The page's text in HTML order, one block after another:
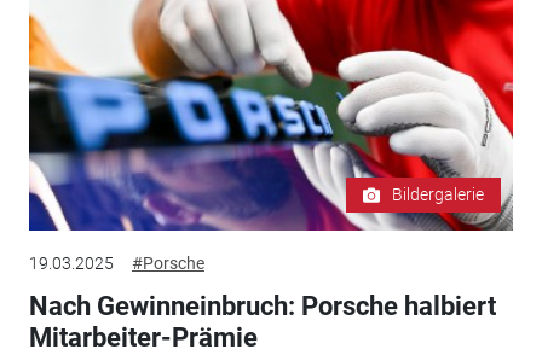
Bildergalerie
19.03.2025 #Porsche
Nach Gewinneinbruch: Porsche halbiert
Mitarbeiter-Prämie